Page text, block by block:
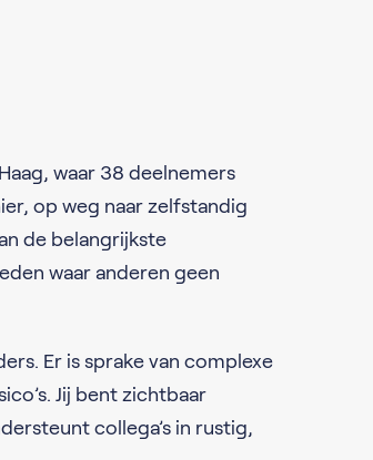
waar 38 deelnemers
op weg naar zelfstandig
de belangrijkste
waar anderen geen
Er is sprake van complexe
Jij bent zichtbaar
collega’s in rustig,